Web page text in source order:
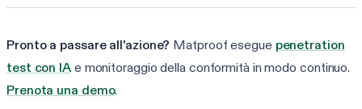
Pronto a passare all'azione? Matproof esegue penetration
test con IAe monitoraggio della conformità in modo continuo.
Prenota una demo.